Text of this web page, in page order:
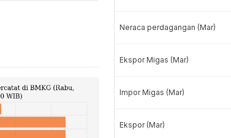
Neraca perdagangan (Mar)
Ekspor Migas (Mar)
Impor Migas (Mar)
Ekspor (Mar)